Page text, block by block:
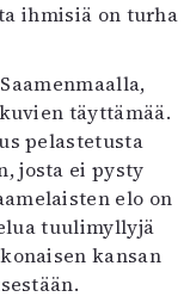
ihmisiä on turha
täyttämää.
pelastetusta
josta ei pysty
elo on
tuulimyllyjä
kansan